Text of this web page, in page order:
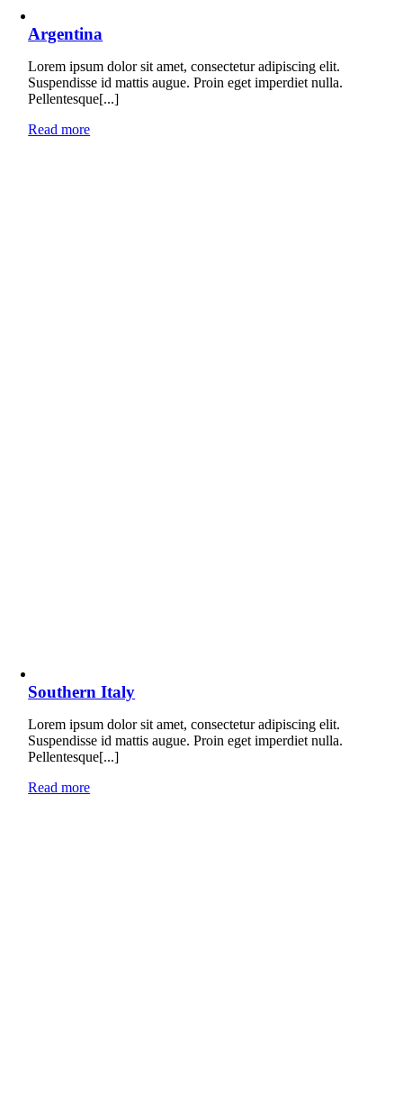
Argentina
Lorem ipsum dolor sit amet, consectetur adipiscing elit.
Suspendisse id mattis augue. Proin eget imperdiet nulla.
Pellentesque[...]
Read more
Southern Italy
Lorem ipsum dolor sit amet, consectetur adipiscing elit.
Suspendisse id mattis augue. Proin eget imperdiet nulla.
Pellentesque[...]
Read more